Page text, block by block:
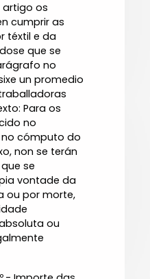
artigo os
cumprir as
téxtil e da
que se
no
un promedio
Para os
no
cómputo do
non se terán
se
vontade da
ou por morte,
ou